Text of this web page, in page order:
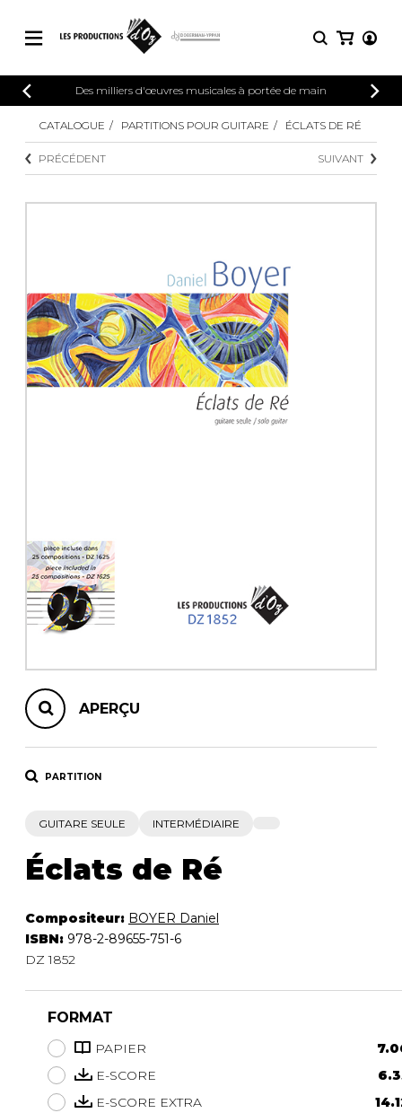
CATALOGUE
Explorez notre catalogue de partitions
riche en œuvres originales et en
arrangements de qualité.
PARTITIONS POUR AUTRES
INSTRUMENTS
PARTITIONS POUR ENSEMBLES
CONNEXION
INSCRIPTION
Des milliers d'œuvres musicales à portée de main
PARTITIONS
Méthodes
CATALOGUE PARTITIONS POUR GUITARE ÉCLATS DE RÉ
PRÉCÉDENT SUIVANT
APERÇU
PARTITION
GUITARE SEULE INTERMÉDIAIRE
Éclats de Ré
Compositeur: BOYER Daniel
ISBN: 978-2-89655-751-6
DZ 1852
FORMAT
PAPIER
E-SCORE
E-SCORE EXTRA